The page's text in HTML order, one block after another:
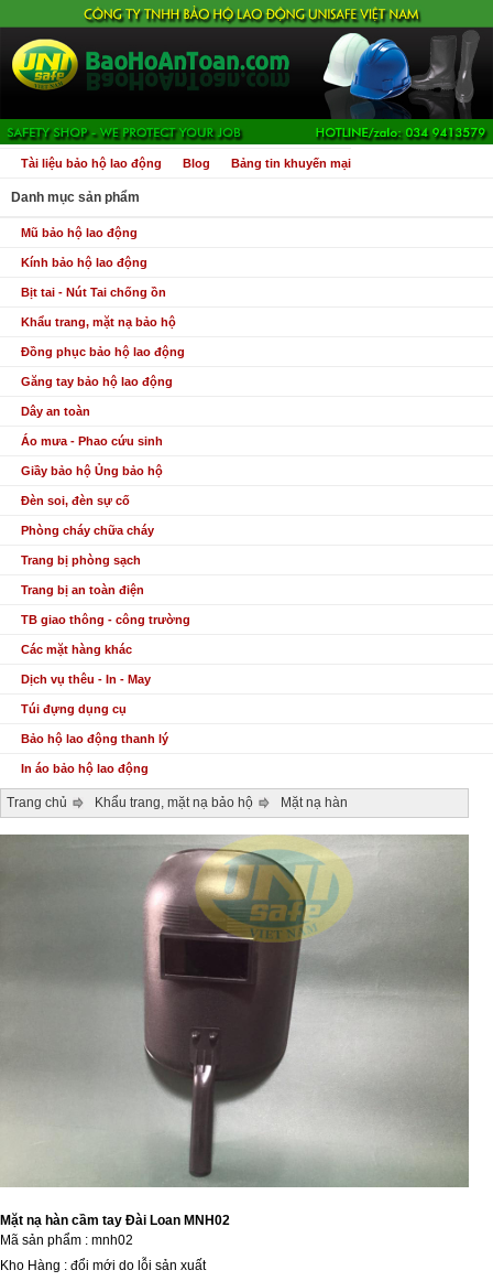
Tài liệu bảo hộ lao động Blog Bảng tin khuyến mại
Danh mục sản phẩm
Mũ bảo hộ lao động
Kính bảo hộ lao động
Bịt tai - Nút Tai chống ồn
Khẩu trang, mặt nạ bảo hộ
Đồng phục bảo hộ lao động
Găng tay bảo hộ lao động
Dây an toàn
Áo mưa - Phao cứu sinh
Giầy bảo hộ Ủng bảo hộ
Đèn soi, đèn sự cố
Phòng cháy chữa cháy
Trang bị phòng sạch
Trang bị an toàn điện
TB giao thông - công trường
Các mặt hàng khác
Dịch vụ thêu - In - May
Túi đựng dụng cụ
Bảo hộ lao động thanh lý
In áo bảo hộ lao động
Trang chủ Khẩu trang, mặt nạ bảo hộ Mặt nạ hàn
Mặt nạ hàn cầm tay Đài Loan MNH02
Mã sản phẩm : mnh02
Kho Hàng : đổi mới do lỗi sản xuất